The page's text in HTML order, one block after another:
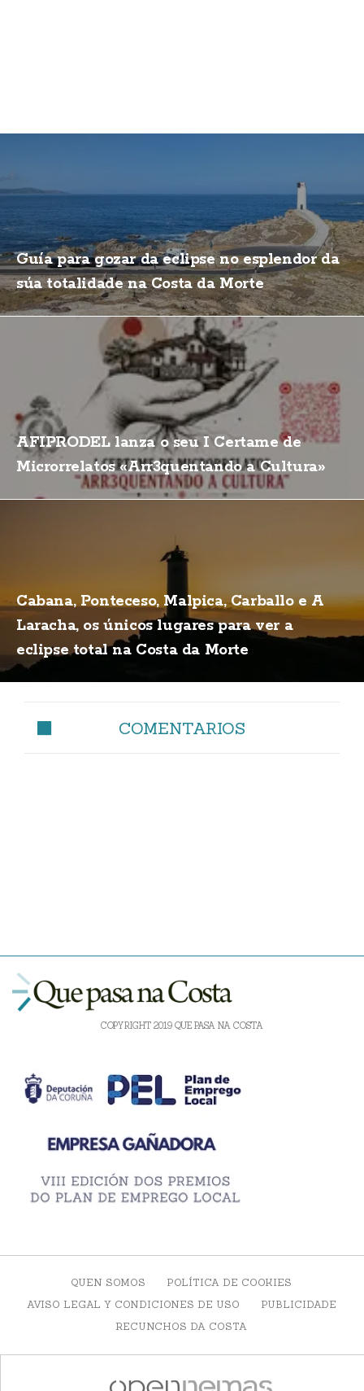
Guía para gozar da eclipse no esplendor da
súa totalidade na Costa da Morte
AFIPRODEL lanza o seu I Certame de
Microrrelatos «Arr3quentando a Cultura»
Cabana, Ponteceso, Malpica, Carballo e A
Laracha, os únicos lugares para ver a
eclipse total na Costa da Morte
COMENTARIOS
COPYRIGHT 2019 QUE PASA NA COSTA
QUEN SOMOS
POLÍTICA DE COOKIES
AVISO LEGAL Y CONDICIONES DE USO
PUBLICIDADE
RECUNCHOS DA COSTA